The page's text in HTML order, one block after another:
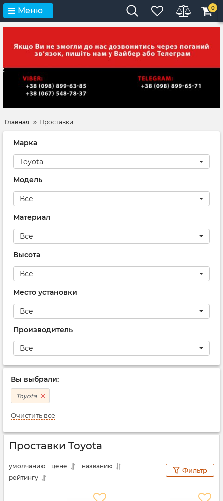
Меню 0
Главная Проставки
Марка
Toyota
Модель
Все
Материал
Все
Высота
Все
Место установки
Все
Производитель
Все
Вы выбрали:
Toyota
Очистить все
Проставки Toyota
умолчанию цене
названию
рейтингу
Фильтр